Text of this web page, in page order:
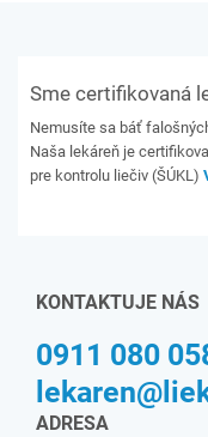
Sme certifikovaná
Nemusíte sa báť
Naša lekáreň je
pre kontrolu liečiv (ŠÚKL)
KONTAKTUJE NÁS
0911 080
ADRESA